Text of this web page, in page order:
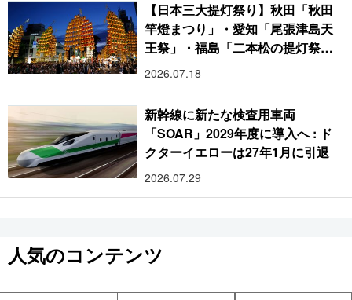
【日本三大提灯祭り】秋田「秋田
竿燈まつり」・愛知「尾張津島天
王祭」・福島「二本松の提灯祭
り」:おびただしい灯火が夜空を照
2026.07.18
新幹線に新たな検査用車両
「SOAR」2029年度に導入へ : ド
クターイエローは27年1月に引退
2026.07.29
人気のコンテンツ